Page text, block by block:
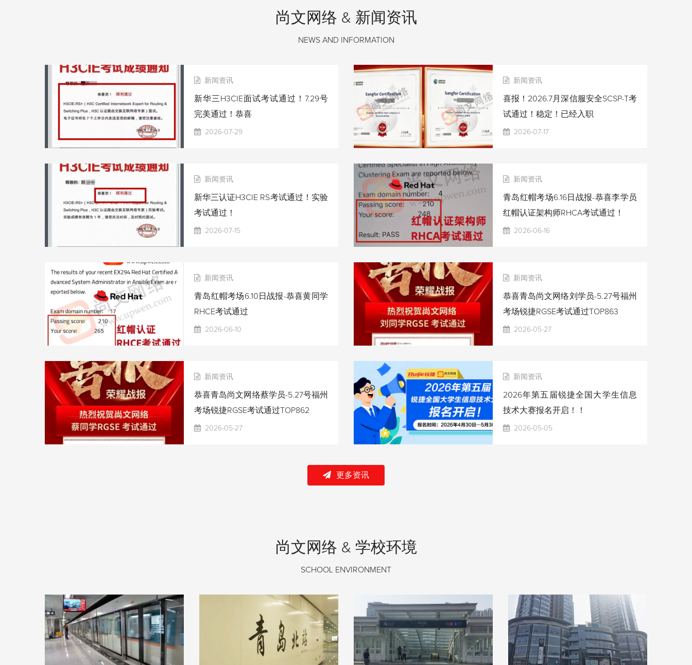
尚文网络 & 新闻资讯
NEWS AND INFORMATION
新闻资讯
新华三H3CIE面试考试通过！7.29号
完美通过！恭喜
2026-07-29
新闻资讯
喜报！2026.7月深信服安全SCSP-T考
试通过！稳定！已经入职
2026-07-17
新闻资讯
新华三认证H3CIE RS考试通过！实验
考试通过！
2026-07-15
新闻资讯
青岛红帽考场6.16日战报-恭喜李学员
红帽认证架构师RHCA考试通过！
2026-06-16
新闻资讯
青岛红帽考场6.10日战报-恭喜黄同学
RHCE考试通过
2026-06-10
新闻资讯
恭喜青岛尚文网络刘学员-5.27号福州
考场锐捷RGSE考试通过TOP863
2026-05-27
新闻资讯
恭喜青岛尚文网络蔡学员-5.27号福州
考场锐捷RGSE考试通过TOP862
2026-05-27
新闻资讯
2026年第五届锐捷全国大学生信息
技术大赛报名开启！！
2026-05-05
更多资讯
尚文网络 & 学校环境
SCHOOL ENVIRONMENT